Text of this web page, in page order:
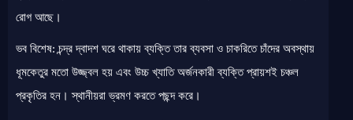
রোগ আছে।
ভব বিশেষ: চন্দ্র দ্বাদশ ঘরে থাকায় ব্যক্তি তার ব্যবসা ও চাকরিতে চাঁদের অবস্থায়
ধূমকেতুর মতো উজ্জ্বল হয় এবং উচ্চ খ্যাতি অর্জনকারী ব্যক্তি প্রায়শই চঞ্চল
প্রকৃতির হন। স্থানীয়রা ভ্রমণ করতে পছন্দ করে।